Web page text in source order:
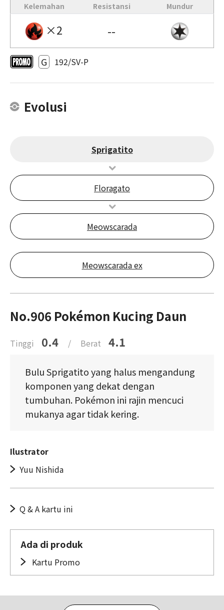
Kelemahan Resistansi Mundur
×2 --
G 192/SV-P
Evolusi
Sprigatito
Floragato
Meowscarada
Meowscarada ex
No.906 Pokémon Kucing Daun
Tinggi 0.4 / Berat 4.1
Bulu Sprigatito yang halus mengandung
komponen yang dekat dengan
tumbuhan. Pokémon ini rajin mencuci
mukanya agar tidak kering.
Ilustrator
Yuu Nishida
Q & A kartu ini
Ada di produk
Kartu Promo